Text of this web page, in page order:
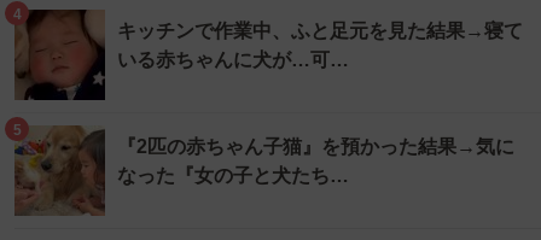
4
キッチンで作業中、ふと足元を見た結果→寝て
いる赤ちゃんに犬が…可…
5
『2匹の赤ちゃん子猫』を預かった結果→気に
なった『女の子と犬たち…